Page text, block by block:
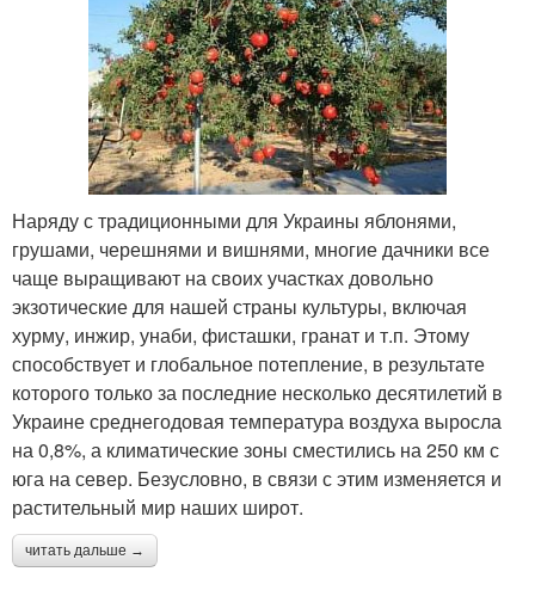
Наряду с традиционными для Украины яблонями,
грушами, черешнями и вишнями, многие дачники все
чаще выращивают на своих участках довольно
экзотические для нашей страны культуры, включая
хурму, инжир, унаби, фисташки, гранат и т.п. Этому
способствует и глобальное потепление, в результате
которого только за последние несколько десятилетий в
Украине среднегодовая температура воздуха выросла
на 0,8%, а климатические зоны сместились на 250 км с
юга на север. Безусловно, в связи с этим изменяется и
растительный мир наших широт.
читать дальше →